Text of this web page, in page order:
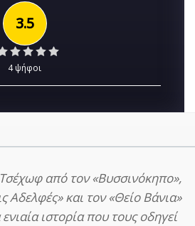
3.5
4 ψήφοι
από τον «Βυσσινόκηπο»,
Αδελφές» και τον «Θείο Βάνια»
ιστορία που τους οδηγεί